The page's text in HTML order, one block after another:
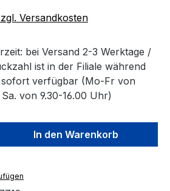
Versandkosten
bei Versand 2-3 Werktage /
ist in der Filiale während
sofort verfügbar (Mo-Fr von
von 9.30-16.00 Uhr)
Gib den
In den Warenkorb